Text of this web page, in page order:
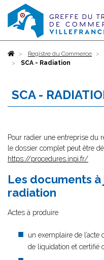
AccueilRegistre du Commerce
SCA - Radiation
SCA -
Pour radier une entreprise du
le dossier complet peut être
https://procedures.inpi.fr/
Les documents
radiation
Actes à produire
un exemplaire de
de liquidation et certifié